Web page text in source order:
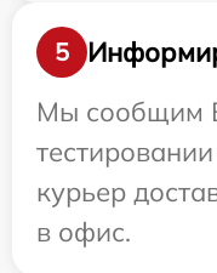
5
Мы сообщим
курьер
в офис.